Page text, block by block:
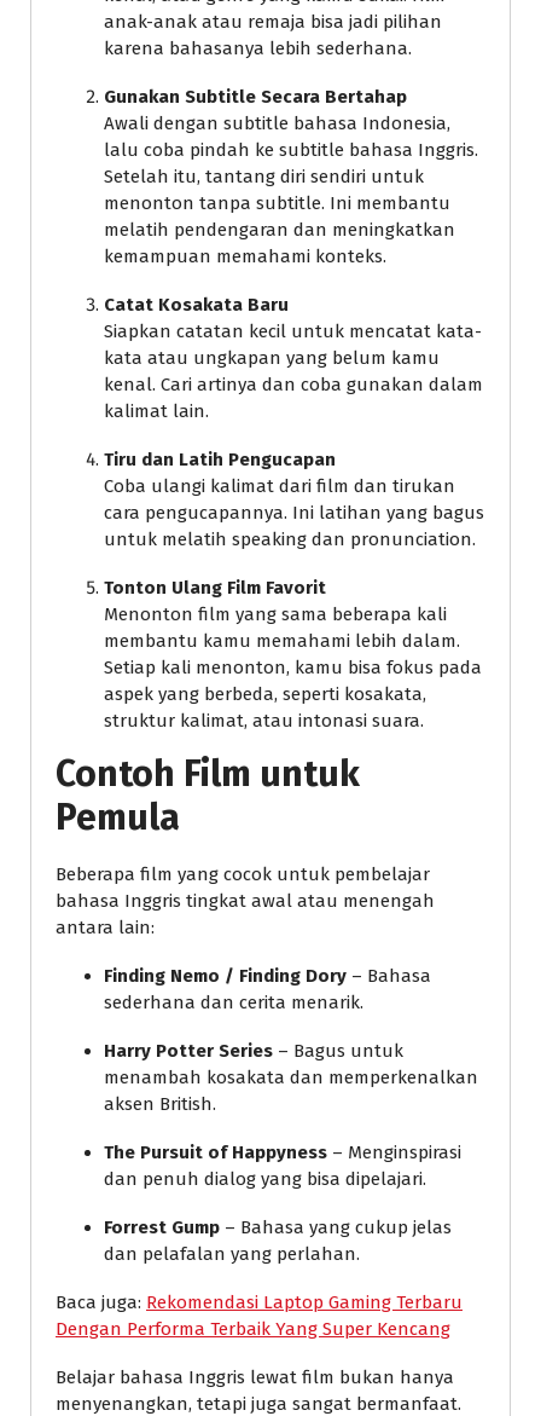
anak-anak atau remaja bisa jadi pilihan
karena bahasanya lebih sederhana.
Gunakan Subtitle Secara Bertahap
Awali dengan subtitle bahasa Indonesia,
lalu coba pindah ke subtitle bahasa Inggris.
Setelah itu, tantang diri sendiri untuk
menonton tanpa subtitle. Ini membantu
melatih pendengaran dan meningkatkan
kemampuan memahami konteks.
Catat Kosakata Baru
Siapkan catatan kecil untuk mencatat kata-
kata atau ungkapan yang belum kamu
kenal. Cari artinya dan coba gunakan dalam
kalimat lain.
Tiru dan Latih Pengucapan
Coba ulangi kalimat dari film dan tirukan
cara pengucapannya. Ini latihan yang bagus
untuk melatih speaking dan pronunciation.
Tonton Ulang Film Favorit
Menonton film yang sama beberapa kali
membantu kamu memahami lebih dalam.
Setiap kali menonton, kamu bisa fokus pada
aspek yang berbeda, seperti kosakata,
struktur kalimat, atau intonasi suara.
Contoh Film untuk
Pemula
Beberapa film yang cocok untuk pembelajar
bahasa Inggris tingkat awal atau menengah
antara lain:
Finding Nemo / Finding Dory – Bahasa
sederhana dan cerita menarik.
Harry Potter Series – Bagus untuk
menambah kosakata dan memperkenalkan
aksen British.
The Pursuit of Happyness – Menginspirasi
dan penuh dialog yang bisa dipelajari.
Forrest Gump – Bahasa yang cukup jelas
dan pelafalan yang perlahan.
Baca juga: Rekomendasi Laptop Gaming Terbaru
Dengan Performa Terbaik Yang Super Kencang
Belajar bahasa Inggris lewat film bukan hanya
menyenangkan, tetapi juga sangat bermanfaat.